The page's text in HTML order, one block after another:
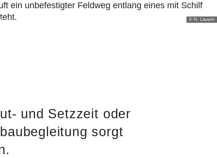
© N. Lausen
und Setzzeit oder
sorgt